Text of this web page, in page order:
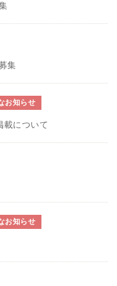
集
お知らせ
載について
お知らせ